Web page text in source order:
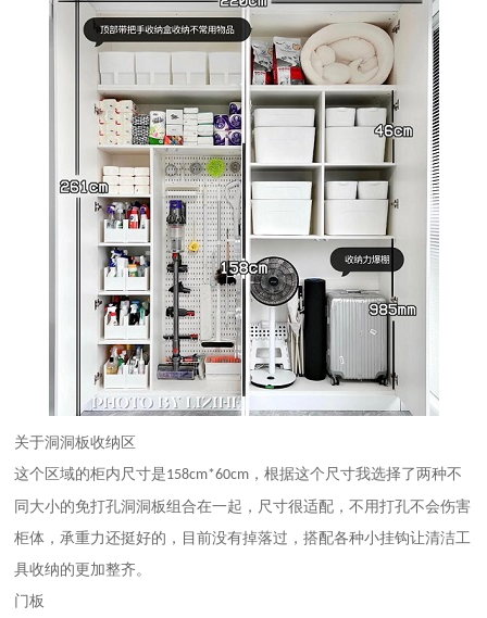
关于洞洞板收纳区
这个区域的柜内尺寸是158cm*60cm ，根据这个尺寸我选择了两种不
同大小的免打孔洞洞板组合在一起，尺寸很适配，不用打孔不会伤害
柜体，承重力还挺好的，目前没有掉落过，搭配各种小挂钩让清洁工
具收纳的更加整齐。
门板